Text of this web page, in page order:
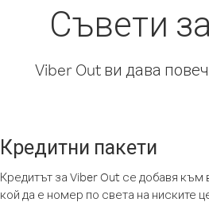
Съвети
Viber Out ви дава
Кредитни пакети
Кредитът за Viber Out се добавя
кой да е номер по света на ниските